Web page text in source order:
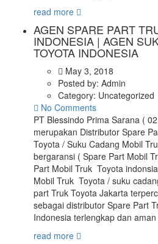
read more
AGEN SPARE PART
INDONESIA | AGEN
TOYOTA INDONESIA
May 3, 2018
Posted by: Admin
Category: Uncategorized
No Comments
PT Blessindo Prima Sarana (
merupakan Distributor Spare
Toyota / Suku Cadang Mobil
bergaransi ( Spare Part Mobil
Part Mobil Truk Toyota
Mobil Truk Toyota / suku
part Truk Toyota Jakarta
sebagai distributor Spare Part
Indonesia terlengkap dan aman
read more